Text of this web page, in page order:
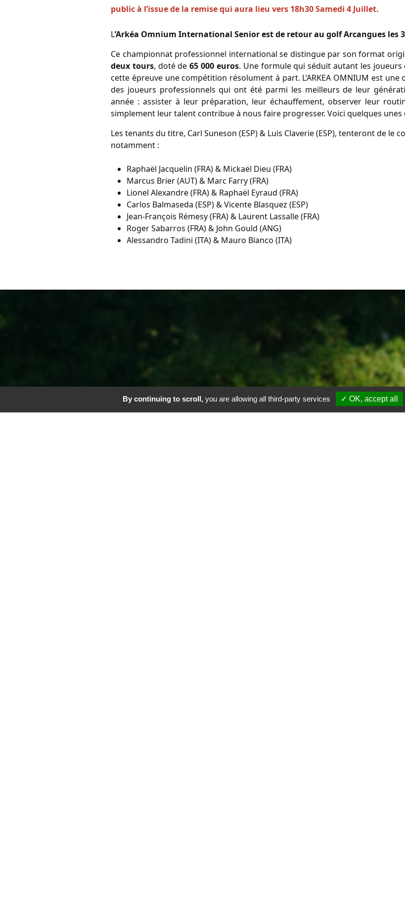
public à l’issue de la remise qui aura lieu vers 18h30 Samedi 4 Juillet.
L’Arkéa Omnium International Senior est de retour au golf Arcangues les
Ce championnat professionnel international se distingue par son format
deux tours, doté de 65 000 euros. Une formule qui séduit autant les
cette épreuve une compétition résolument à part. L’ARKEA OMNIUM est
des joueurs professionnels qui ont été parmi les meilleurs de leur
année : assister à leur préparation, leur échauffement, observer leur
simplement leur talent contribue à nous faire progresser. Voici quelques unes
Les tenants du titre, Carl Suneson (ESP) & Luis Claverie (ESP), tenteront de le
notamment :
Raphaël Jacquelin (FRA) & Mickaël Dieu (FRA)
Marcus Brier (AUT) & Marc Farry (FRA)
Lionel Alexandre (FRA) & Raphaël Eyraud (FRA)
Carlos Balmaseda (ESP) & Vicente Blasquez (ESP)
Jean-François Rémesy (FRA) & Laurent Lassalle (FRA)
Roger Sabarros (FRA) & John Gould (ANG)
Alessandro Tadini (ITA) & Mauro Bianco (ITA)
By continuing to scroll,you are allowing all third-party services OK, accept all